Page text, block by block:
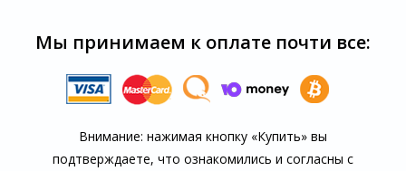
Мы принимаем к оплате почти все:
Внимание: нажимая кнопку «Купить» вы
подтверждаете, что озна­комились и согласны с